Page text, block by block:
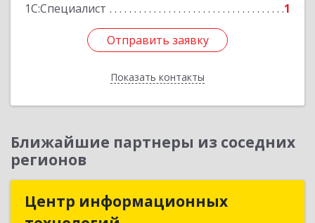
1С:Специалист
1
Отправить заявку
Показать контакты
Отправить заявку
Назад
Ближайшие партнеры из соседних
регионов
Центр информационных
Центр информационных